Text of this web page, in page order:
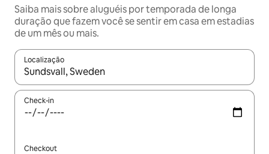
Saiba mais sobre aluguéis por temporada de longa
duração que fazem você se sentir em casa em estadias
de um mês ou mais.
Localização
Quando os resultados estiverem disponíveis, explore-os
Check-in
Checkout